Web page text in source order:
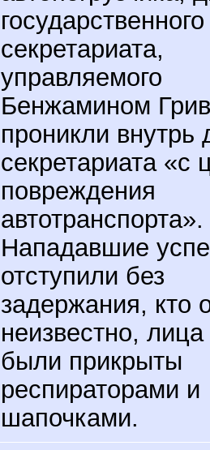
государственного
секретариата,
управляемого
Бенжамином
проникли внутрь
секретариата «с
повреждения
автотранспорта».
Нападавшие
отступили без
задержания, кто
неизвестно, лица
были прикрыты
респираторами и
шапочками.